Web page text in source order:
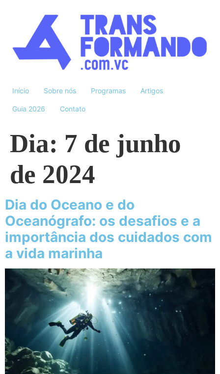
Início Sobre nós Programas Artigos
Guia 2026 Contato
Dia: 7 de junho
de 2024
Dia do Oceano e do
Oceanógrafo: os desafios e a
importância dos cuidados com
a vida marinha